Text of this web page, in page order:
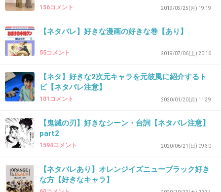
40. 匿名2022/12/07(水) 16:05:06
>>17
上本町は本当に上町台地と言う大阪市内で一番
の高台にあって、難波方面見ると高低差がかな
-0
41. 匿名2022/12/07(水) 16:06:36
156コメント 2019/03/25(月) 19:19
【ネタバレ】好きな漫画の好きな巻【あり】
55コメント 2019/07/06(土) 20:16
【ネタ】好きな2次元キャラを元彼風に紹介するト
ピ【ネタバレ注意】
101コメント 2020/01/20(月) 11:39
【鬼滅の刃】好きなシーン・台詞【ネタバレ注意】
part2
1594コメント 2020/06/21(日) 09:30
【ネタバレあり】オレンジイズニューブラック好き
な方【好きなキャラ】